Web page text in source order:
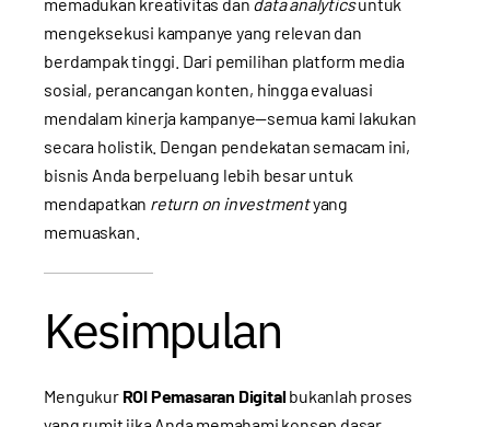
mengeksekusi kampanye yang relevan dan
berdampak tinggi. Dari pemilihan platform media
sosial, perancangan konten, hingga evaluasi
mendalam kinerja kampanye—semua kami lakukan
secara holistik. Dengan pendekatan semacam ini,
bisnis Anda berpeluang lebih besar untuk
mendapatkan return on investmentyang
memuaskan.
Kesimpulan
Mengukur ROI Pemasaran Digitalbukanlah proses